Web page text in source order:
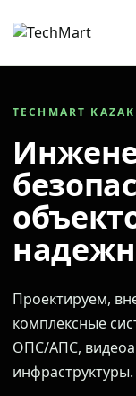
TECHMART
Проектируем,
комплексные
ОПС/АПС,
инфраструктуры.